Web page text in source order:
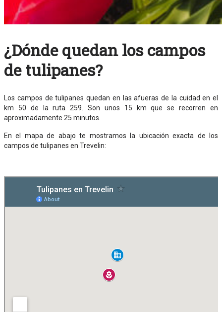
¿Dónde quedan los campos
de tulipanes?
Los campos de tulipanes quedan en las afueras de la cuidad en el
km 50 de la ruta 259. Son unos 15 km que se recorren en
aproximadamente 25 minutos.
En el mapa de abajo te mostramos la ubicación exacta de los
campos de tulipanes en Trevelin: